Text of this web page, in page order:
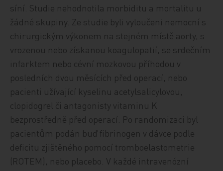
síní. Studie nehodnotila morbiditu a mortalitu u
žádné skupiny. Ze studie byli vyloučeni nemocní s
chirurgickým výkonem na stejném místě aorty, s
vrozenou nebo získanou koagulopatií, se srdečním
infarktem nebo cévní mozkovou příhodou v
posledních dvou měsících před operací, nebo
pacienti užívající kyselinu acetylsalicylovou,
clopidogrel či antagonisty vitaminu K
bezprostředně před operací. Po randomizaci byl
pacientům podán buď fibrinogen v dávce podle
deficitu zjištěného pomocí tromboelastometrie
(ROTEM), nebo placebo. V každé intravenózní